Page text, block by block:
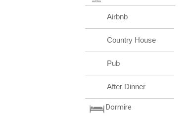
Airbnb
Country House
Pub
After Dinner
Dormire